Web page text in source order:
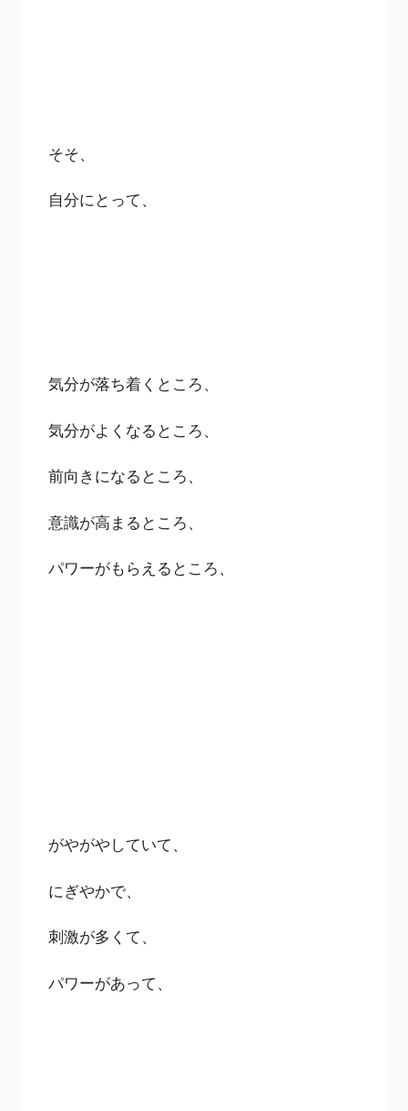
そそ、
自分にとって、
気分が落ち着くところ、
気分がよくなるところ、
前向きになるところ、
意識が高まるところ、
パワーがもらえるところ、
がやがやしていて、
にぎやかで、
刺激が多くて、
パワーがあって、